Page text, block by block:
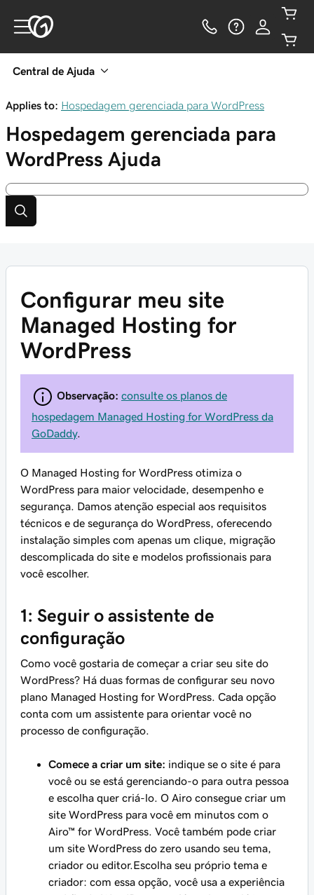
Central de Ajuda
Applies to: Hospedagem gerenciada para WordPress
Hospedagem gerenciada para
WordPress Ajuda
Configurar meu site
Managed Hosting for
WordPress
Observação: consulte os planos de
hospedagem Managed Hosting for WordPress da
GoDaddy.
O Managed Hosting for WordPress otimiza o
WordPress para maior velocidade, desempenho e
segurança. Damos atenção especial aos requisitos
técnicos e de segurança do WordPress, oferecendo
instalação simples com apenas um clique, migração
descomplicada do site e modelos profissionais para
você escolher.
1: Seguir o assistente de
configuração
Como você gostaria de começar a criar seu site do
WordPress? Há duas formas de configurar seu novo
plano Managed Hosting for WordPress. Cada opção
conta com um assistente para orientar você no
processo de configuração.
Comece a criar um site: indique se o site é para
você ou se está gerenciando-o para outra pessoa
e escolha quer criá-lo. O Airo consegue criar um
site WordPress para você em minutos com o
Airo™ for WordPress. Você também pode criar
um site WordPress do zero usando seu tema,
criador ou editor. Escolha seu próprio tema e
criador: com essa opção, você usa a experiência